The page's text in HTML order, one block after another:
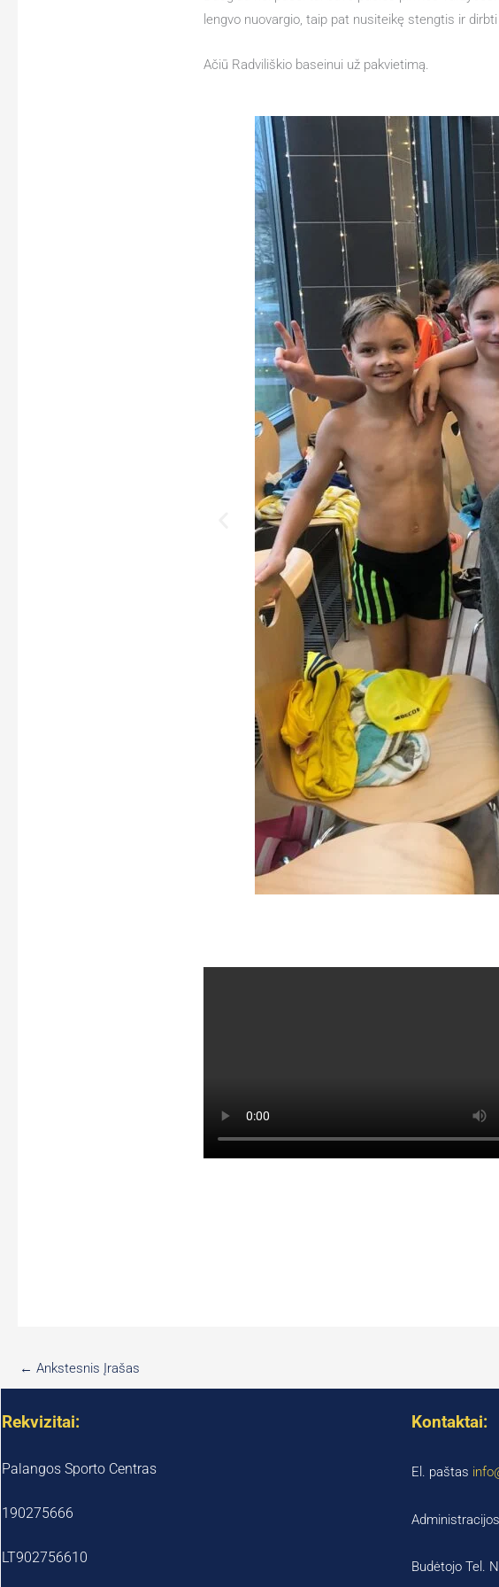
lengvo nuovargio, taip pat nusiteikę stengtis ir
Ačiū Radviliškio baseinui už pakvietimą.
← Ankstesnis Įrašas
Rekvizitai:
Palangos Sporto Centras
190275666
LT902756610
Kontaktai:
El. paštas
Budėtojo Tel.